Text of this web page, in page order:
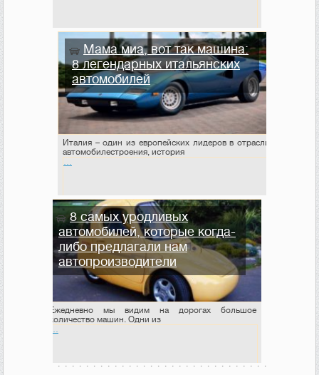
Мама миа, вот так машина:
8 легендарных итальянских
автомобилей
Италия – один из европейских лидеров в отрасли
автомобилестроения, история
…
8 самых уродливых
автомобилей, которые когда-
либо предлагали нам
автопроизводители
Ежедневно мы видим на дорогах большое
количество машин. Одни из
…